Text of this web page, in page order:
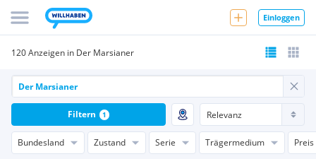
Einloggen
120 Anzeigen in Der Marsianer
Bundesland Zustand Serie Trägermedium
Preis
Filtern 1